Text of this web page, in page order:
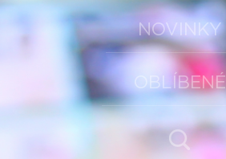
NOVINKY
OBLÍBENÉ